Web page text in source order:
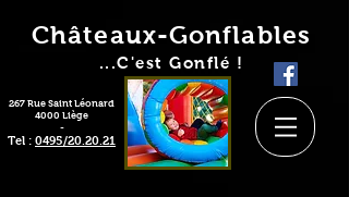
Châteaux-Gonflables
...C'est Gonflé !
267 Rue Saint Léonard
4000 Liège
-
Tel : 0495/20.20.21